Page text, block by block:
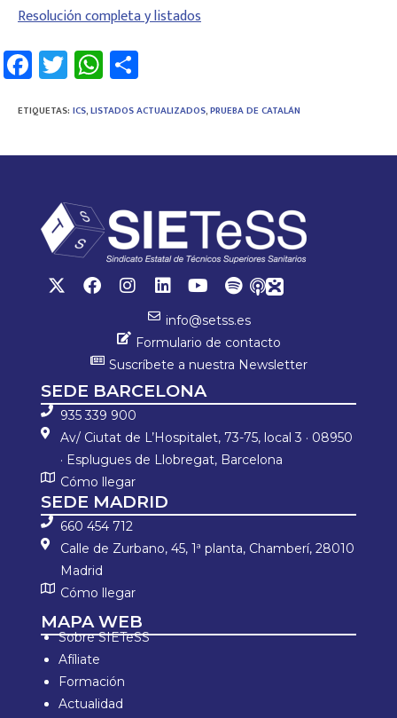
Resolución completa y listados
Fa
ce
b
o
T
wi
tt
er
W
h
at
sA
p
m
p
tir
ETIQUETAS: ICS,LISTADOS ACTUALIZADOS,PRUEBA DE CATALÁN
info@setss.es
Formulario de contacto
Suscríbete a nuestra Newsletter
SEDE BARCELONA
935 339 900
Av/ Ciutat de L’Hospitalet, 73-75, local 3 · 08950
· Esplugues de Llobregat, Barcelona
Cómo llegar
SEDE MADRID
660 454 712
Calle de Zurbano, 45, 1ª planta, Chamberí, 28010
Madrid
Cómo llegar
MAPA WEB
Sobre SIETeSS
Afíliate
Formación
Actualidad